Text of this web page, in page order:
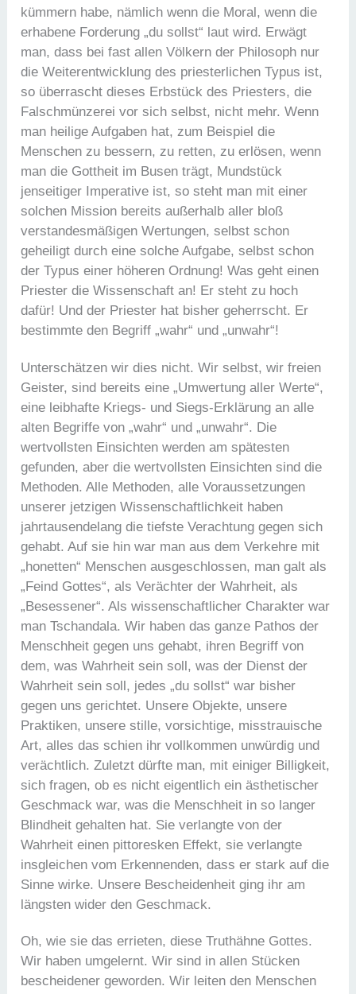
kümmern habe, nämlich wenn die Moral, wenn die
erhabene Forderung „du sollst“ laut wird. Erwägt
man, dass bei fast allen Völkern der Philosoph nur
die Weiterentwicklung des priesterlichen Typus ist,
so überrascht dieses Erbstück des Priesters, die
Falschmünzerei vor sich selbst, nicht mehr. Wenn
man heilige Aufgaben hat, zum Beispiel die
Menschen zu bessern, zu retten, zu erlösen, wenn
man die Gottheit im Busen trägt, Mundstück
jenseitiger Imperative ist, so steht man mit einer
solchen Mission bereits außerhalb aller bloß
verstandesmäßigen Wertungen, selbst schon
geheiligt durch eine solche Aufgabe, selbst schon
der Typus einer höheren Ordnung! Was geht einen
Priester die Wissenschaft an! Er steht zu hoch
dafür! Und der Priester hat bisher geherrscht. Er
bestimmte den Begriff „wahr“ und „unwahr“!
Unterschätzen wir dies nicht. Wir selbst, wir freien
Geister, sind bereits eine „Umwertung aller Werte“,
eine leibhafte Kriegs- und Siegs-Erklärung an alle
alten Begriffe von „wahr“ und „unwahr“. Die
wertvollsten Einsichten werden am spätesten
gefunden, aber die wertvollsten Einsichten sind die
Methoden. Alle Methoden, alle Voraussetzungen
unserer jetzigen Wissenschaftlichkeit haben
jahrtausendelang die tiefste Verachtung gegen sich
gehabt. Auf sie hin war man aus dem Verkehre mit
„honetten“ Menschen ausgeschlossen, man galt als
„Feind Gottes“, als Verächter der Wahrheit, als
„Besessener“. Als wissenschaftlicher Charakter war
man Tschandala. Wir haben das ganze Pathos der
Menschheit gegen uns gehabt, ihren Begriff von
dem, was Wahrheit sein soll, was der Dienst der
Wahrheit sein soll, jedes „du sollst“ war bisher
gegen uns gerichtet. Unsere Objekte, unsere
Praktiken, unsere stille, vorsichtige, misstrauische
Art, alles das schien ihr vollkommen unwürdig und
verächtlich. Zuletzt dürfte man, mit einiger Billigkeit,
sich fragen, ob es nicht eigentlich ein ästhetischer
Geschmack war, was die Menschheit in so langer
Blindheit gehalten hat. Sie verlangte von der
Wahrheit einen pittoresken Effekt, sie verlangte
insgleichen vom Erkennenden, dass er stark auf die
Sinne wirke. Unsere Bescheidenheit ging ihr am
längsten wider den Geschmack.
Oh, wie sie das errieten, diese Truthähne Gottes.
Wir haben umgelernt. Wir sind in allen Stücken
bescheidener geworden. Wir leiten den Menschen